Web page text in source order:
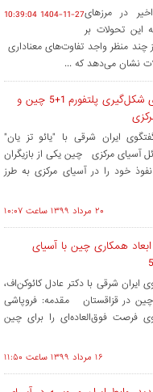
1404-11-27 10:39:04در مرزهای
تحولات بر
منظر واجد تفاوت‌های معناداری
نشان می‌دهد که ...
ابعاد و زمینه‌های شکل‌گیری پلتفورم 1+5 چین و
ایران شرقی با "یائو تز یان"
آسیای مرکزی چین یکی از بازیگران
خود را در آسیای مرکزی به طرز
۲۰ مرداد ۱۳۹۹ ساعت ۱۰:۰۷
همکاری چین با آسیای
ایران شرقی با دکتر عادل کائوکن‌اف،
چین در قزاقستان مقدمه: فروپاشی
فرصت فوق‌العاده‌ای را برای چین
۱۶ مرداد ۱۳۹۹ ساعت ۱۱:۵۰